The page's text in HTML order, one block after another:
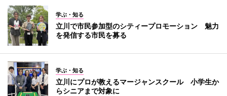
学ぶ・知る
立川で市民参加型のシティープロモーション 魅力
を発信する市民を募る
学ぶ・知る
立川にプロが教えるマージャンスクール 小学生か
らシニアまで対象に